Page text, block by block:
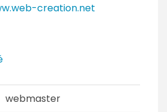
creation.net
webmaster